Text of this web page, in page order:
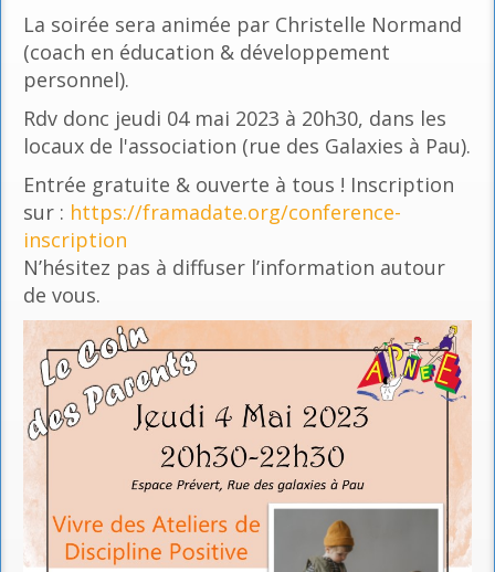
La soirée sera animée par Christelle Normand
(coach en éducation & développement
personnel).
Rdv donc jeudi 04 mai 2023 à 20h30, dans les
locaux de l'association (rue des Galaxies à Pau).
Entrée gratuite & ouverte à tous ! Inscription
sur : https://framadate.org/conference-
inscription
N’hésitez pas à diffuser l’information autour
de vous.